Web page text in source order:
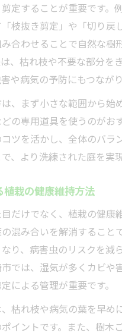
定することが重要です。
枝抜き剪定」や「切り戻
合わせることで自然な樹
、枯れ枝や不要な部分を
や病気の予防にもつながり
、まず小さな範囲から始
の専用道具を使うのがお
ツを活かし、全体のバラ
、より洗練された庭を実
植栽の健康維持方法
だけでなく、植栽の健康
混み合いを解消すること
り、病害虫のリスクを減
では、湿気が多くカビや
による管理が重要です。
枯れ枝や病気の葉を早め
イントです。また、樹木